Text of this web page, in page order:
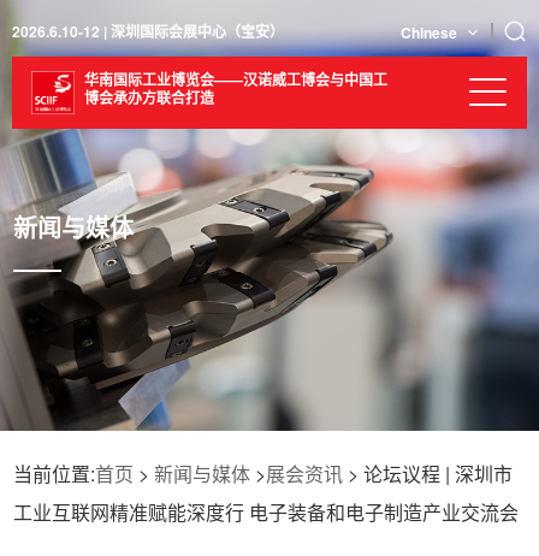
2026.6.10-12 | 深圳国际会展中心（宝安） Chinese
华南国际工业博览会——汉诺威工博会与中国工
博会承办方联合打造
新闻与媒体
当前位置:首页 >新闻与媒体 >展会资讯 > 论坛议程 | 深圳市
工业互联网精准赋能深度行 电子装备和电子制造产业交流会